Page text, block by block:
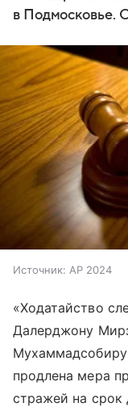
в Подмосковье.
Источник: AP 2024
«Ходатайство
Далерджону
продлена мера
стражей на срок